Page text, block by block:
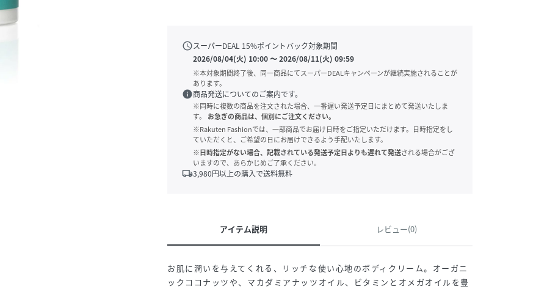
scheduleスーパーDEAL 15%ポイントバック対象期間
2026/08/04(火) 10:00〜2026/08/11(火) 09:59
※本対象期間終了後、同一商品にてスーパーDEALキャンペーンが継続実施されることが
あります。
info商品発送についてのご案内です。
※同時に複数の商品を注文された場合、一番遅い発送予定日にまとめて発送いたしま
す。
お急ぎの商品は、個別にご注文ください。
※Rakuten Fashionでは、一部商品でお届け日時をご指定いただけます。日時指定をし
ていただくと、ご希望の日にお届けできるよう手配いたします。
※日時指定がない場合、記載されている発送予定日よりも遅れて発送される場合がござ
いますので、あらかじめご了承ください。
local_shipping3,980円以上の購入で送料無料
アイテム説明 レビュー(0)
お肌に潤いを与えてくれる、リッチな使い心地のボディクリーム。オーガニ
ックココナッツや、マカダミアナッツオイル、ビタミンとオメガオイルを豊